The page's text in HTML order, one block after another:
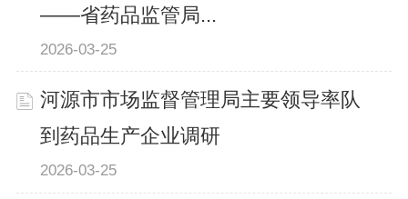
——省药品监管局...
2026-03-25
河源市市场监督管理局主要领导率队
到药品生产企业调研
2026-03-25